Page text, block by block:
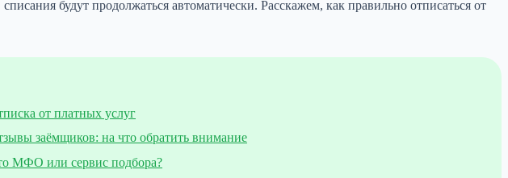
будут продолжаться автоматически. Расскажем, как правильно отписаться от
от платных услуг
заёмщиков: на что обратить внимание
МФО или сервис подбора?